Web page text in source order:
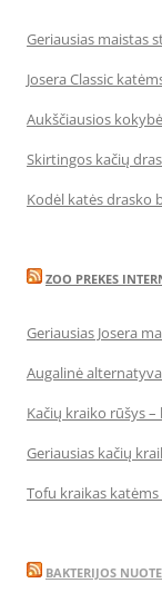
Geriausias maistas
Josera Classic
Aukščiausios
Skirtingos kačių
Kodėl katės drasko
ZOO PREKES
Geriausias Josera
Augalinė
Kačių kraiko rūšys
Geriausias kačių
Tofu kraikas
BAKTERIJOS